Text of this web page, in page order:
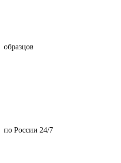
образцов
по России 24/7